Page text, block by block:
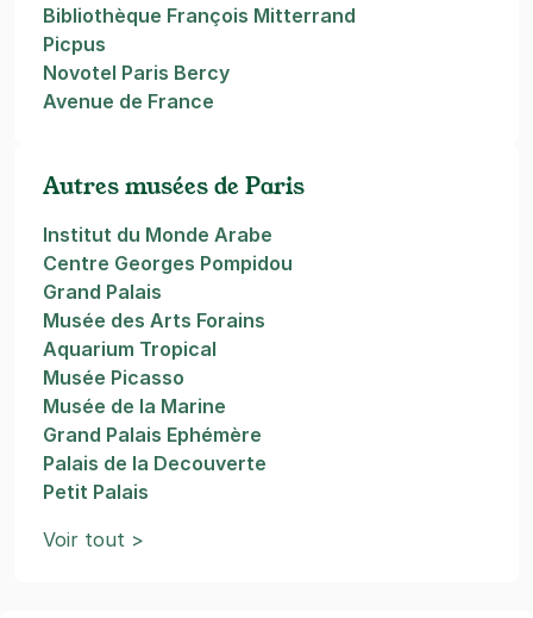
Bibliothèque François Mitterrand
Picpus
Novotel Paris Bercy
Avenue de France
Autres musées de Paris
Institut du Monde Arabe
Centre Georges Pompidou
Grand Palais
Musée des Arts Forains
Aquarium Tropical
Musée Picasso
Musée de la Marine
Grand Palais Ephémère
Palais de la Decouverte
Petit Palais
Voir tout >